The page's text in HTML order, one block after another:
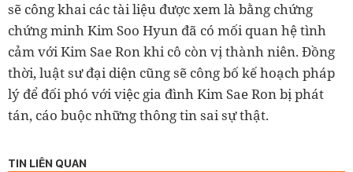
sẽ công khai các tài liệu được xem là bằng chứng
chứng minh Kim Soo Hyun đã có mối quan hệ tình
cảm với Kim Sae Ron khi cô còn vị thành niên. Đồng
thời, luật sư đại diện cũng sẽ công bố kế hoạch pháp
lý để đối phó với việc gia đình Kim Sae Ron bị phát
tán, cáo buộc những thông tin sai sự thật.
TIN LIÊN QUAN